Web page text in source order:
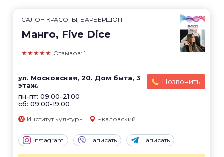
САЛОН КРАСОТЫ, БАРБЕРШОП
Манго, Five Dice
★★★★★ Отзывов: 1
ул. Московская, 20. Дом быта, 3
этаж.
пн-пт: 09:00-21:00
сб: 09:00-19:00
Позвонить
Институт культуры Чкаловский
Instagram Написать Написать